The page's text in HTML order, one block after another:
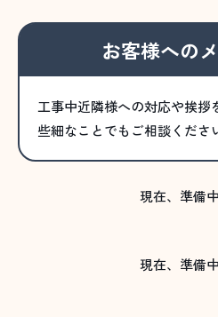
お客様への
工事中近隣様への対応や挨拶
些細なことでもご相談くださ
現在、準備中
現在、準備中